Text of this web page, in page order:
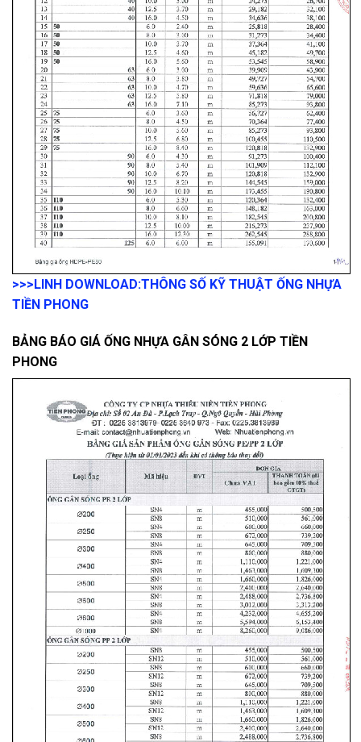
>>>LINH DOWNLOAD:THÔNG SỐ KỸ THUẬT ỐNG NHỰA
TIỀN PHONG
BẢNG BÁO GIÁ ỐNG NHỰA GÂN SÓNG 2 LỚP TIỀN
PHONG